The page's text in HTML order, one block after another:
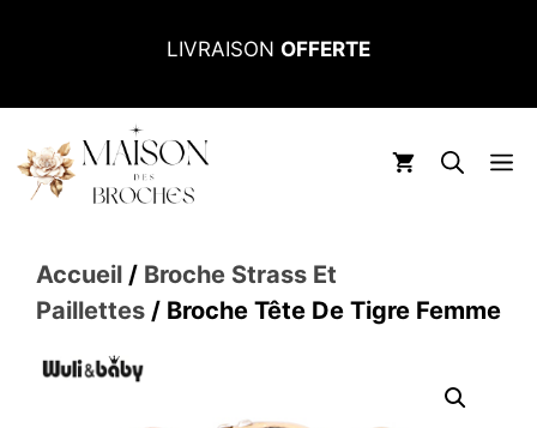
LIVRAISON OFFERTE
Accueil / Broche Strass Et
Paillettes / Broche Tête De Tigre Femme